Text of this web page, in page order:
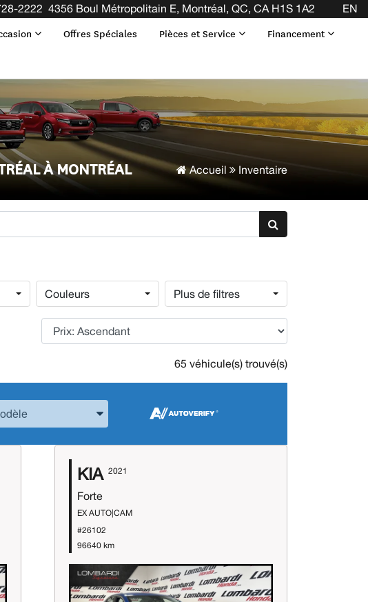
2222 4356 Boul Métropolitain E, Montréal, QC, CA H1S 1A2 EN
Offres Spéciales Pièces et Service Financement
Accueil Inventaire
À MONTRÉAL
Couleurs Plus de filtres
65 véhicule(s) trouvé(s)
le Modèle
l’Année, la Marque et le Modèle
KIA 2021
Forte
EX AUTO|CAM
#26102
96640 km